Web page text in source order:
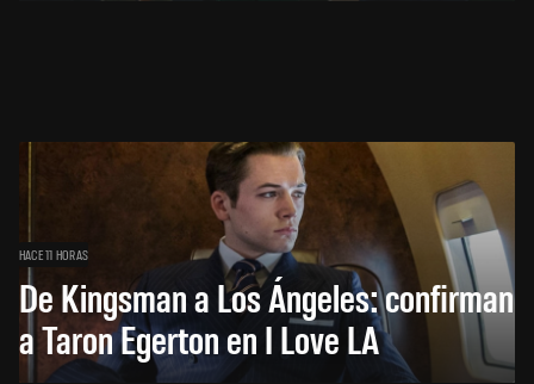
HACE 11 HORAS
De Kingsman a Los Ángeles: confirman
a Taron Egerton en I Love LA